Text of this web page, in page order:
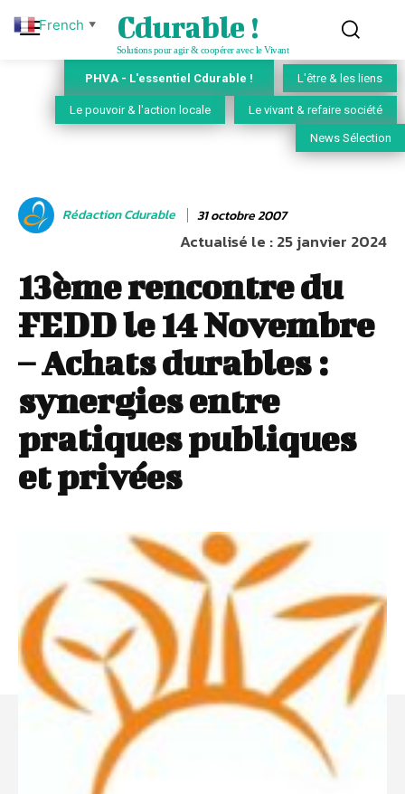
Cdurable !
Solutions pour agir & coopérer avec le Vivant
PHVA - L'essentiel Cdurable ! L'être & les liens
Le pouvoir & l'action locale Le vivant & refaire société
News Sélection
Rédaction Cdurable 31 octobre 2007
Actualisé le :25 janvier 2024
13ème rencontre du
FEDD le 14 Novembre
– Achats durables :
synergies entre
pratiques publiques
et privées
French ▼